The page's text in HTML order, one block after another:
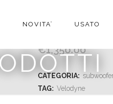
NOVITA’ USATO
€1,350.00
CATEGORIA:
TAG: Velodyne